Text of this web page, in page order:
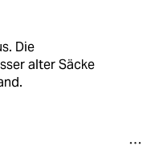
Die
alter Säcke